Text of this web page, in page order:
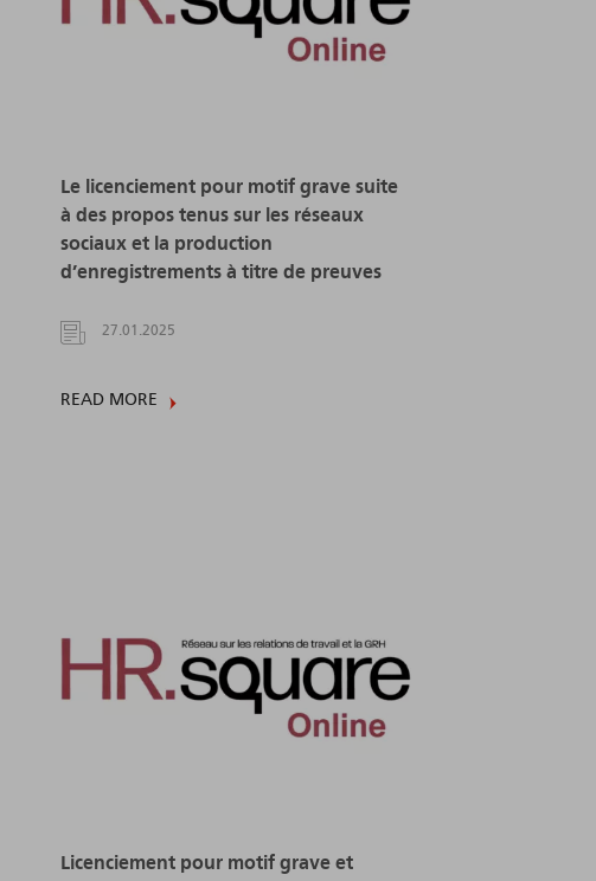
Le licenciement pour motif grave suite
à des propos tenus sur les réseaux
sociaux et la production
d’enregistrements à titre de preuves
27.01.2025
READ MORE
Licenciement pour motif grave et